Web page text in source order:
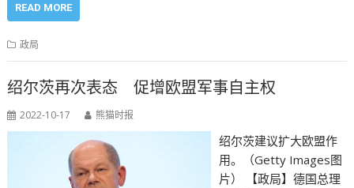
READ MORE
政局
绍尔茨再次表态 促增欧盟军事自主权
2022-10-17 熊猫时报
绍尔茨建议扩大欧盟作
用。（Getty Images图
片） 【政局】德国总理